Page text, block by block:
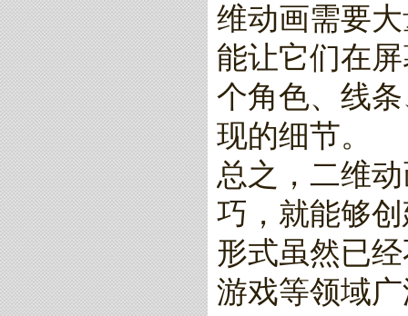
维动画需要
能让它们在
个角色、线
现的细节。
总之，二维
巧，就能够
形式虽然已
游戏等领域